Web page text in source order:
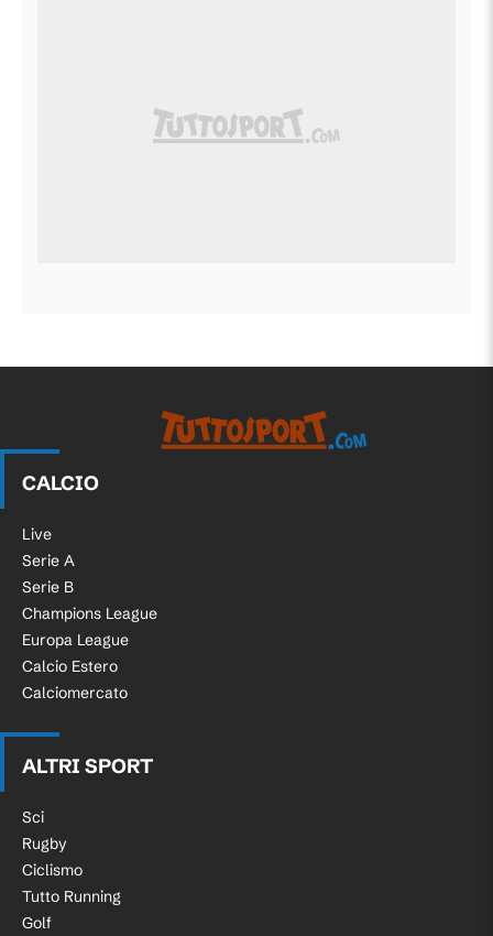
CALCIO
Live
Serie A
Serie B
Champions League
Europa League
Calcio Estero
Calciomercato
ALTRI SPORT
Sci
Rugby
Ciclismo
Tutto Running
Golf